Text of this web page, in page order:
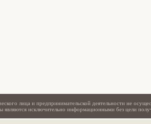
лица и предпринимательской деятельности не
являются исключительно информационными без цели